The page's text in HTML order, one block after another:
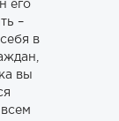
его
–
в
вы